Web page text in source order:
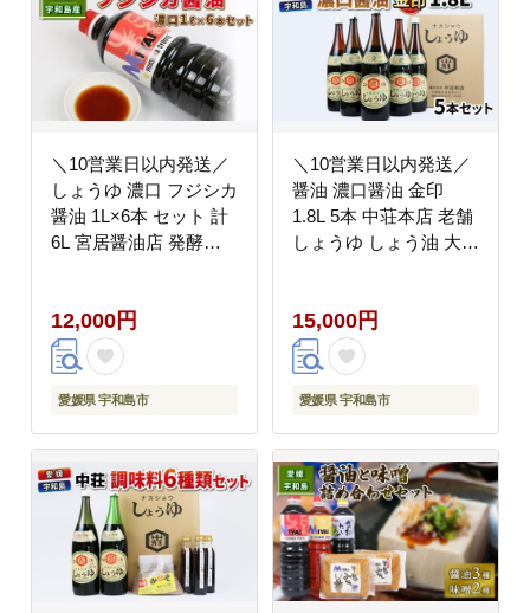
＼10営業日以内発送／
しょうゆ 濃口 フジシカ
醤油 1L×6本 セット 計
6L 宮居醤油店 発酵調
いくち 料理 常温 保存
料理 国産 愛媛 宇和島
J012-122001
12,000円
愛媛県 宇和島市
＼10営業日以内発送／
醤油 濃口醤油 金印
1.8L 5本 中荘本店 老舗
しょうゆ しょう油 大豆
め物 煮物 調理 料理 だ
し巻き卵 アレンジ 一升
瓶 国産 愛媛 宇和島
J015-119002
15,000円
愛媛県 宇和島市